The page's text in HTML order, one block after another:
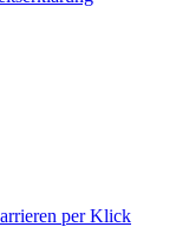
per Klick